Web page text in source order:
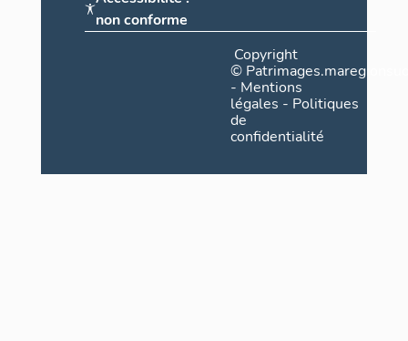
non conforme
Copyright
©
- Mentions
légales - Politiques
de
confidentialité